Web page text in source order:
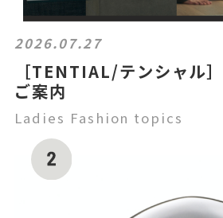
2026.07.27
［TENTIAL/テンシャル
ご案内
Ladies Fashion topics